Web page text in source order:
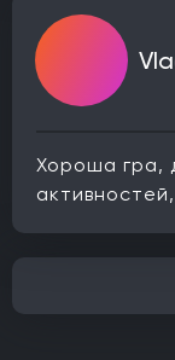
Хороша гра,